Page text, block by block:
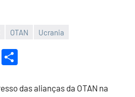
OTAN Ucrania
Copy
das alianças da OTAN na